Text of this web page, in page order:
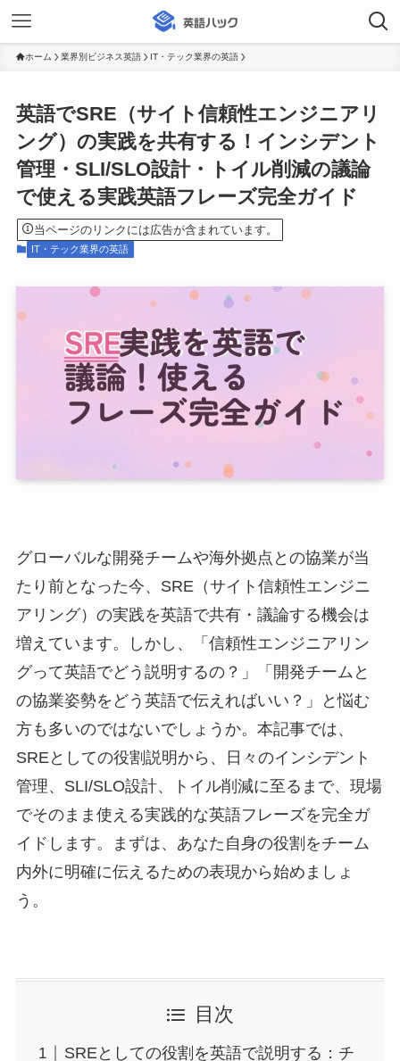
ホーム 業界別ビジネス英語 IT・テック業界の英語
英語でSRE（サイト信頼性エンジニアリ
ング）の実践を共有する！インシデント
管理・SLI/SLO設計・トイル削減の議論
で使える実践英語フレーズ完全ガイド
当ページのリンクには広告が含まれています。
IT・テック業界の英語
グローバルな開発チームや海外拠点との協業が当
たり前となった今、SRE（サイト信頼性エンジニ
アリング）の実践を英語で共有・議論する機会は
増えています。しかし、「信頼性エンジニアリン
グって英語でどう説明するの？」「開発チームと
の協業姿勢をどう英語で伝えればいい？」と悩む
方も多いのではないでしょうか。本記事では、
SREとしての役割説明から、日々のインシデント
管理、SLI/SLO設計、トイル削減に至るまで、現場
でそのまま使える実践的な英語フレーズを完全ガ
イドします。まずは、あなた自身の役割をチーム
内外に明確に伝えるための表現から始めましょ
う。
目次
SREとしての役割を英語で説明する：チ